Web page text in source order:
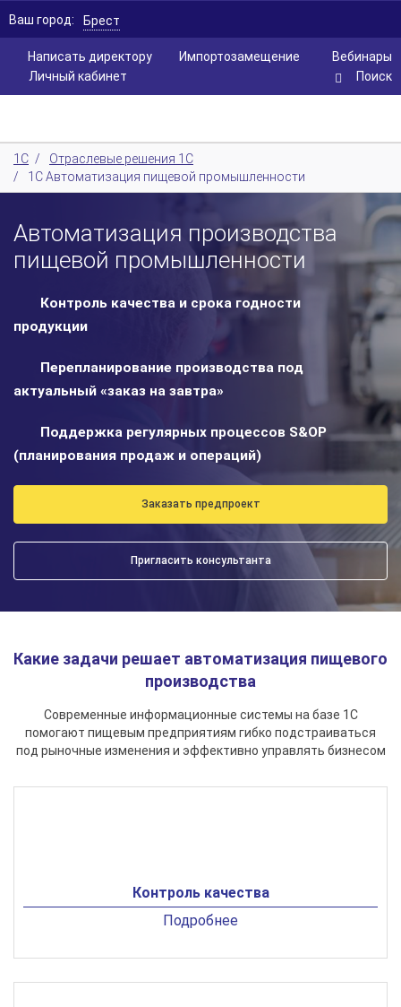
Написать директору Вебинары
Импортозамещение
Личный кабинет
Ваш город: Брест
Поиск
1С /
Отраслевые решения 1С
/
1С Автоматизация пищевой промышленности
Автоматизация производства
пищевой промышленности
Контроль качества и срока годности
продукции
Перепланирование производства под
актуальный «заказ на завтра»
Поддержка регулярных процессов S&OP
(планирования продаж и операций)
Заказать предпроект
Пригласить консультанта
Какие задачи решает автоматизация пищевого
производства
Современные информационные системы на базе 1С
помогают пищевым предприятиям гибко подстраиваться
под рыночные изменения и эффективно управлять бизнесом
Контроль качества
Подробнее